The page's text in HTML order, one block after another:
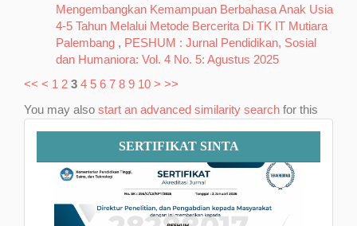
Mengembangkan Kemampuan Berbahasa Anak Usia
4-5 Tahun Melalui Metode Bercerita Di TK IT Mutiara
Palembang , PESHUM : Jurnal Pendidikan, Sosial
dan Humaniora: Vol. 4 No. 5: Agustus 2025
<< < 1 2 3 4 5 6 7 8 9 10 > >>
You may also start an advanced similarity search for this
Sertifikat
SINTA
SERTIFIKAT SINTA